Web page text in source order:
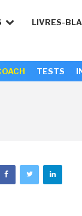
LIVRES-
TESTS